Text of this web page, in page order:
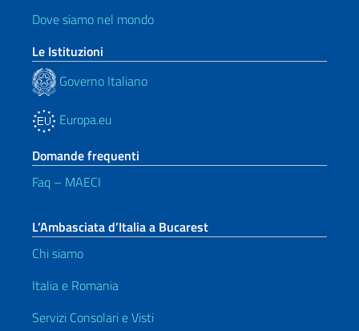
Dove siamo nel mondo
Le Istituzioni
Governo Italiano
Europa.eu
Domande frequenti
Faq – MAECI
L’Ambasciata d’Italia a Bucarest
Chi siamo
Italia e Romania
Servizi Consolari e Visti